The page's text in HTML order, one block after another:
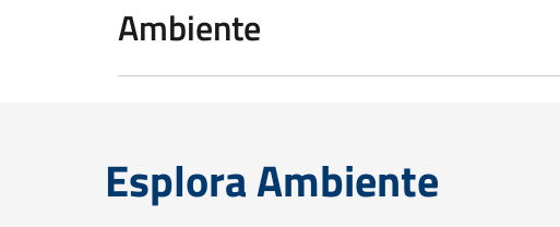
Ambiente
Esplora Ambiente